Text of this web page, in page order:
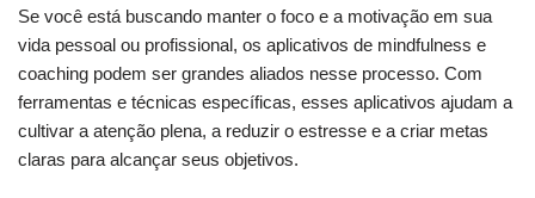
Se ⁢você está buscando manter o foco e⁢ a motivação em sua
vida pessoal ou profissional, os aplicativos de mindfulness e
coaching podem ser grandes aliados nesse processo. Com
ferramentas e técnicas específicas, esses‍ aplicativos ajudam a
cultivar a atenção plena, a reduzir o‍ estresse‍ e a criar metas
claras ‍para alcançar seus objetivos.